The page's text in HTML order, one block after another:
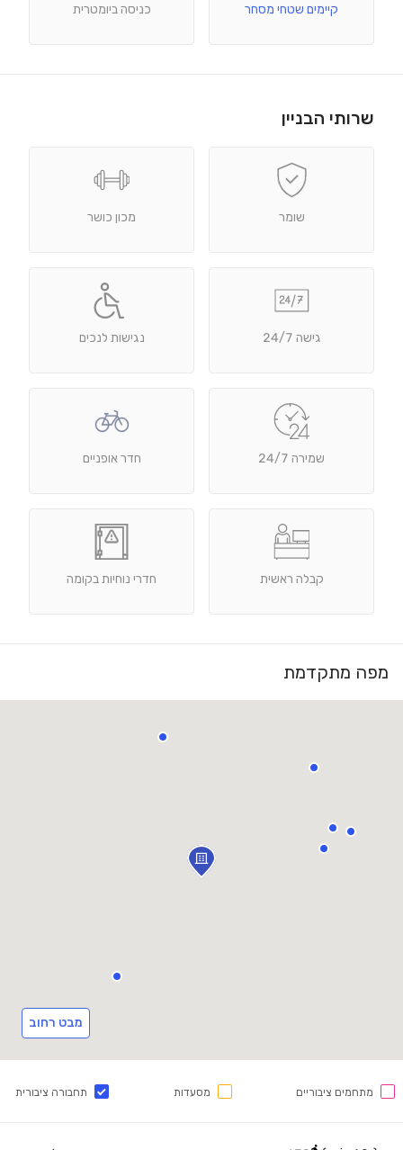
קיימים שטחי מסחר כניסה ביומטרית
שרותי הבניין
שומר מכון כושר
גישה 24/7 נגישות לנכים
שמירה 24/7 חדר אופניים
קבלה ראשית חדרי נוחיות בקומה
מפה מתקדמת
מבט רחוב
מתחמים ציבוריים מסעדות תחבורה ציבורית